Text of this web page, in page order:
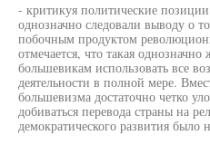
- критикуя политические
однозначно следовали выводу о
побочным продуктом
отмечается, что такая
большевикам использовать все
деятельности в полной мере.
большевизма достаточно четко
добиваться перевода страны на
демократического развития